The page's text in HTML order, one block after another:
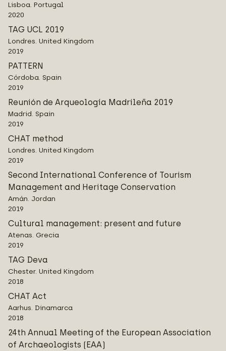
Lisboa. Portugal
2020
TAG UCL 2019
Londres. United Kingdom
2019
PATTERN
Córdoba. Spain
2019
Reunión de Arqueología Madrileña 2019
Madrid. Spain
2019
CHAT method
Londres. United Kingdom
2019
Second International Conference of Tourism
Management and Heritage Conservation
Amán. Jordan
2019
Cultural management: present and future
Atenas. Grecia
2019
TAG Deva
Chester. United Kingdom
2018
CHAT Act
Aarhus. Dinamarca
2018
24th Annual Meeting of the European Association
of Archaeologists (EAA)